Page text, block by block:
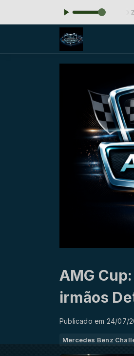
agora: 163 - LED ZEPPELIN - D'
AMG
irmãos
Publicado em 24/07/
Mercedes Benz